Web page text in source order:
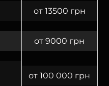
от 13500 грн
от 9000 грн
от 100 000 грн